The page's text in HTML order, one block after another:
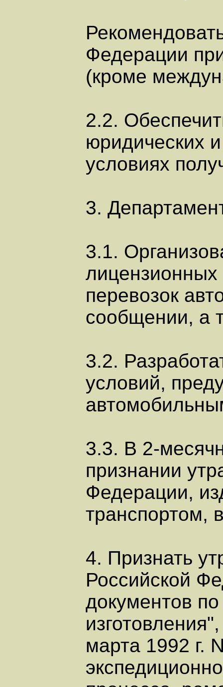
Федерации
(кроме
2.2.
юридических
условиях
3.
3.1.
перевозок
сообщении, а
3.2.
условий,
3.3. В 2-
признании
Федерации,
транспортом,
4. Признать
Российской
документов
марта 1992 г.